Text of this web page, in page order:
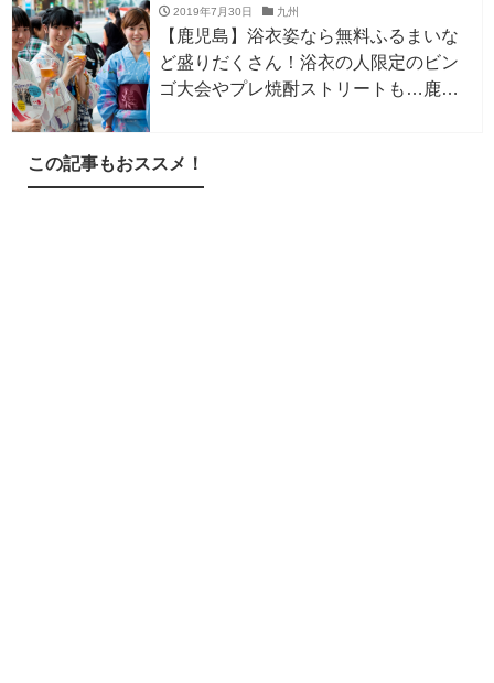
2019年7月30日 九州
【鹿児島】浴衣姿なら無料ふるまいな
ど盛りだくさん！浴衣の人限定のビン
ゴ大会やプレ焼酎ストリートも…鹿児
この記事もおススメ！